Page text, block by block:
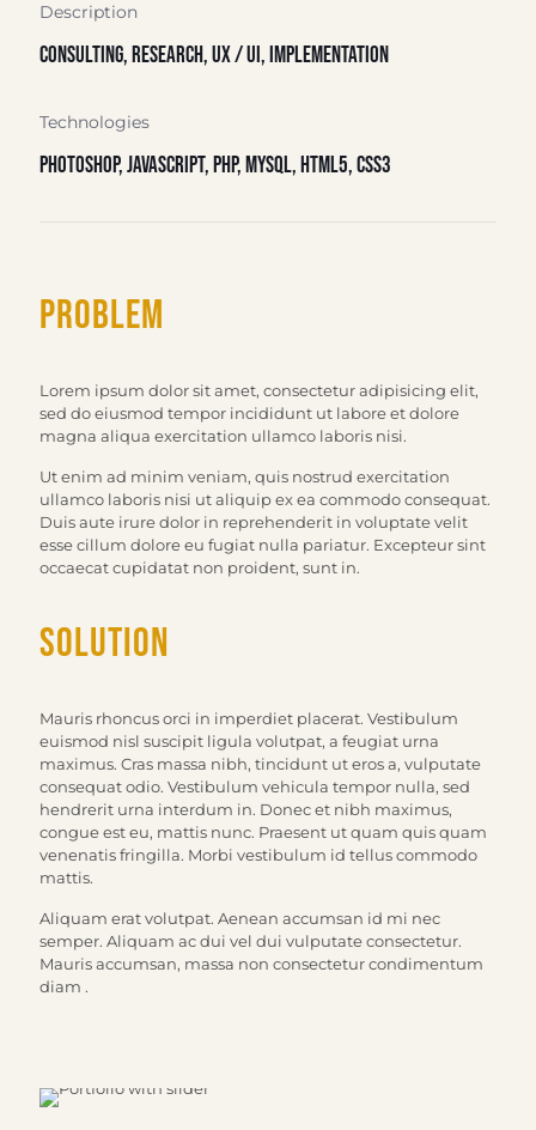
Description
Consulting, Research, UX / UI, Implementation
Technologies
Photoshop, JavaScript, PHP, MySQL, HTML5, CSS3
Problem
Lorem ipsum dolor sit amet, consectetur adipisicing elit,
sed do eiusmod tempor incididunt ut labore et dolore
magna aliqua exercitation ullamco laboris nisi.
Ut enim ad minim veniam, quis nostrud exercitation
ullamco laboris nisi ut aliquip ex ea commodo consequat.
Duis aute irure dolor in reprehenderit in voluptate velit
esse cillum dolore eu fugiat nulla pariatur. Excepteur sint
occaecat cupidatat non proident, sunt in.
Solution
Mauris rhoncus orci in imperdiet placerat. Vestibulum
euismod nisl suscipit ligula volutpat, a feugiat urna
maximus. Cras massa nibh, tincidunt ut eros a, vulputate
consequat odio. Vestibulum vehicula tempor nulla, sed
hendrerit urna interdum in. Donec et nibh maximus,
congue est eu, mattis nunc. Praesent ut quam quis quam
venenatis fringilla. Morbi vestibulum id tellus commodo
mattis.
Aliquam erat volutpat. Aenean accumsan id mi nec
semper. Aliquam ac dui vel dui vulputate consectetur.
Mauris accumsan, massa non consectetur condimentum
diam .